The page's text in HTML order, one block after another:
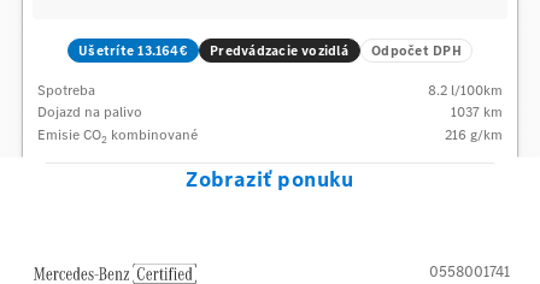
Ušetríte 13.164€ Predvádzacie vozidlá Odpočet DPH
Spotreba 8.2 l/100km
Dojazd na palivo
1037 km
Emisie CO2 kombinované 216 g/km
Zobraziť ponuku
0558001741